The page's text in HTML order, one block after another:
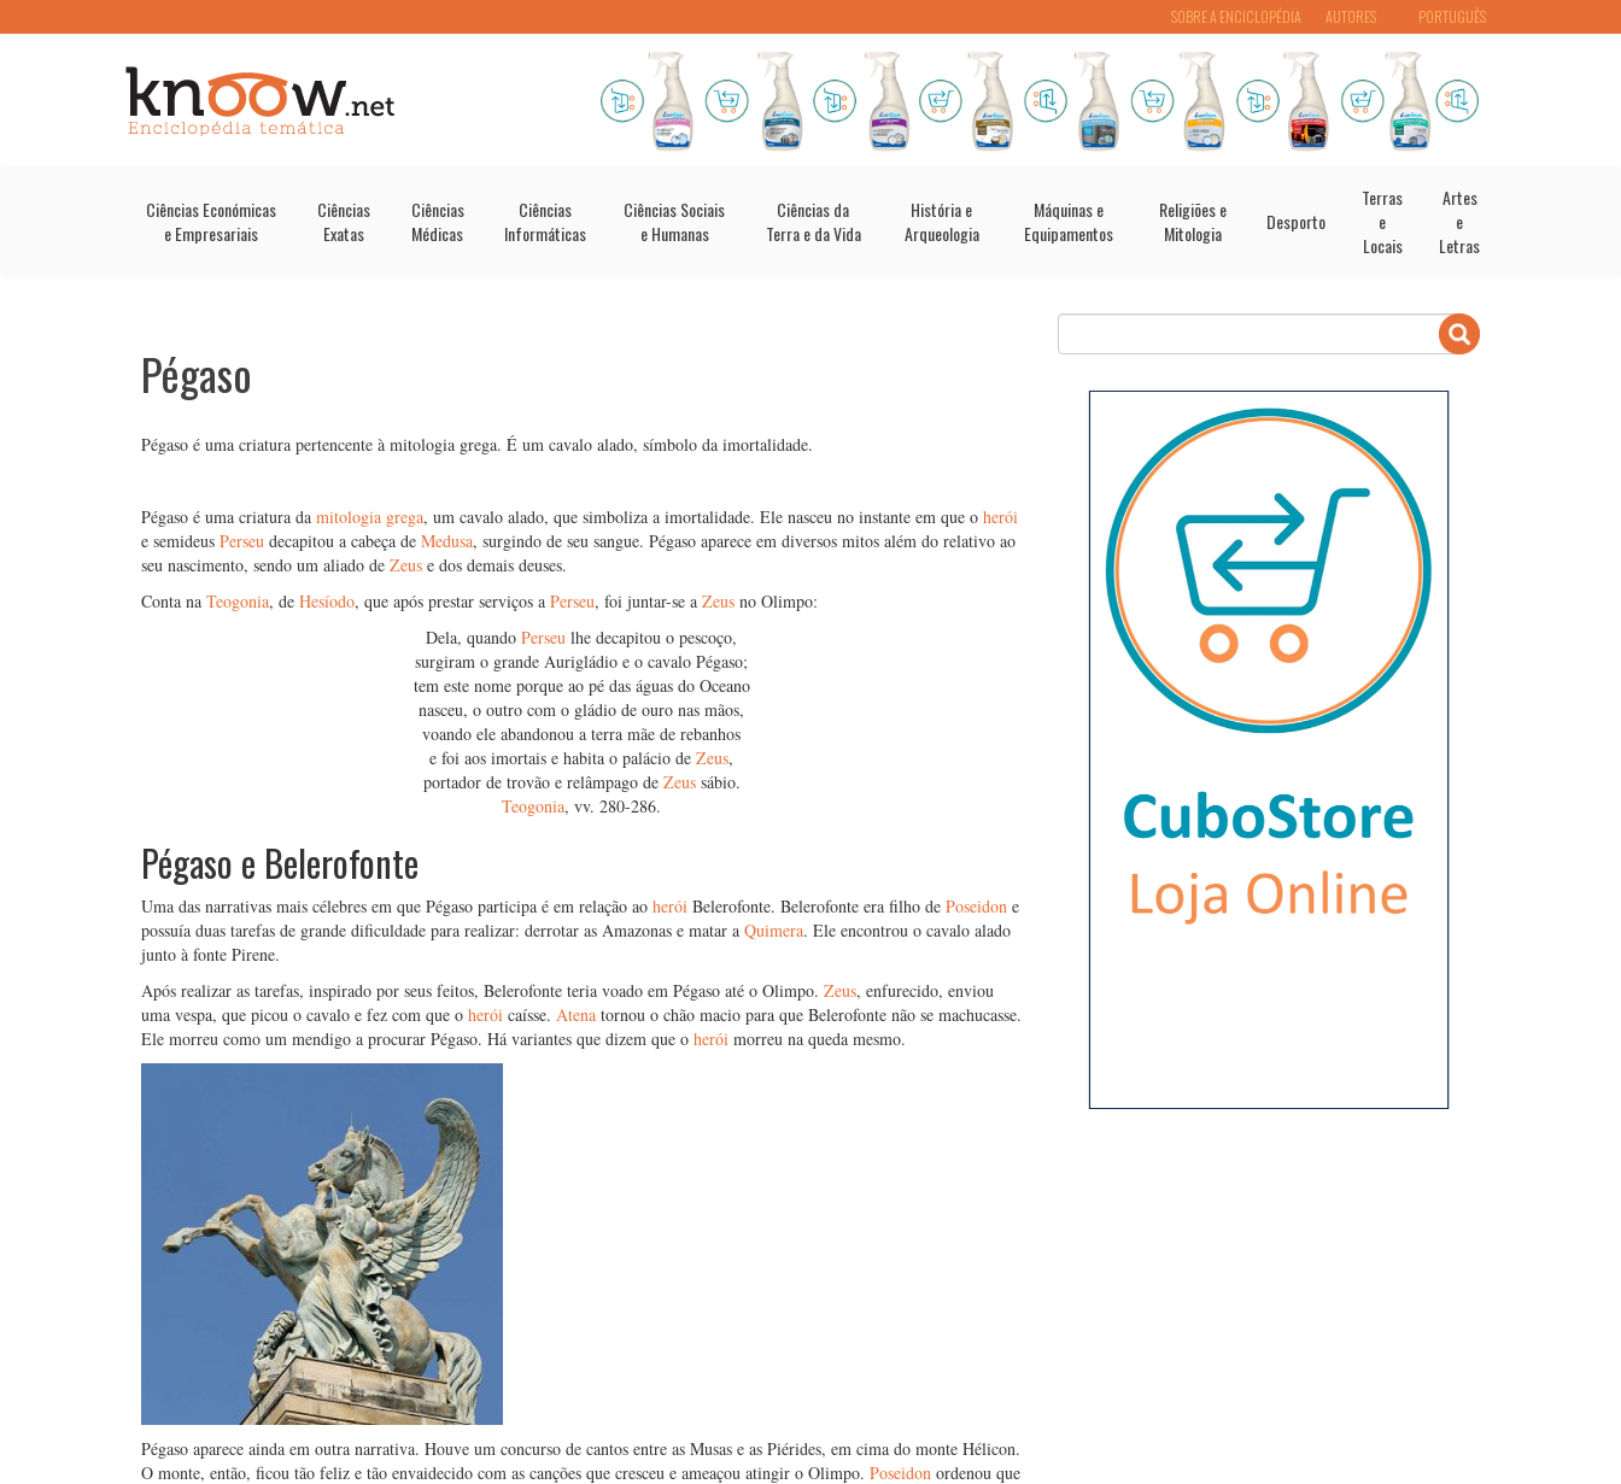
PORTUGUÊS
SOBRE A ENCICLOPÉDIA AUTORES
Ciências Económicas
e Empresariais
Ciências
Exatas
Ciências
Médicas
Ciências
Informáticas
Ciências Sociais
e Humanas
Ciências da
Terra e da Vida
História e
Arqueologia
Máquinas e
Equipamentos
Religiões e
Mitologia
Desporto
Terras
e
Locais
Artes
e
Letras
Pégaso
Pégaso é uma criatura pertencente à mitologia grega. É um cavalo alado, símbolo da imortalidade.
Pégaso é uma criatura da mitologia grega, um cavalo alado, que simboliza a imortalidade. Ele nasceu no instante em que o herói
e semideus Perseu decapitou a cabeça de Medusa, surgindo de seu sangue. Pégaso aparece em diversos mitos além do relativo ao
seu nascimento, sendo um aliado de Zeus e dos demais deuses.
Conta na Teogonia, de Hesíodo, que após prestar serviços a Perseu, foi juntar-se a Zeus no Olimpo:
Dela, quando Perseu lhe decapitou o pescoço,
surgiram o grande Aurigládio e o cavalo Pégaso;
tem este nome porque ao pé das águas do Oceano
nasceu, o outro com o gládio de ouro nas mãos,
voando ele abandonou a terra mãe de rebanhos
e foi aos imortais e habita o palácio de Zeus,
portador de trovão e relâmpago de Zeussábio.
Teogonia, vv. 280-286.
Pégaso e Belerofonte
Uma das narrativas mais célebres em que Pégaso participa é em relação ao herói Belerofonte. Belerofonte era filho de Poseidon e
possuía duas tarefas de grande dificuldade para realizar: derrotar as Amazonas e matar a Quimera. Ele encontrou o cavalo alado
junto à fonte Pirene.
Após realizar as tarefas, inspirado por seus feitos, Belerofonte teria voado em Pégaso até o Olimpo. Zeus, enfurecido, enviou
uma vespa, que picou o cavalo e fez com que o herói caísse. Atena tornou o chão macio para que Belerofonte não se machucasse.
Ele morreu como um mendigo a procurar Pégaso. Há variantes que dizem que o herói morreu na queda mesmo.
Pégaso aparece ainda em outra narrativa. Houve um concurso de cantos entre as Musas e as Piérides, em cima do monte Hélicon.
O monte, então, ficou tão feliz e tão envaidecido com as canções que cresceu e ameaçou atingir o Olimpo. Poseidon ordenou que